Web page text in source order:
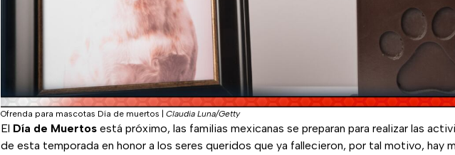
Ofrenda para mascotas Día de muertos Claudia Luna/Getty
El Día de Muertos está próximo, las familias mexicanas se preparan para realizar las
de esta temporada en honor a los seres queridos que ya fallecieron, por tal motivo, hay